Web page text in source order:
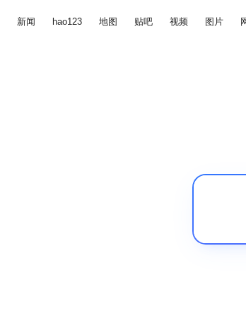
新闻 hao123 地图 贴吧 视频 图片